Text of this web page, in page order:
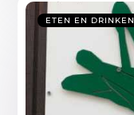
ETEN EN DRINKEN